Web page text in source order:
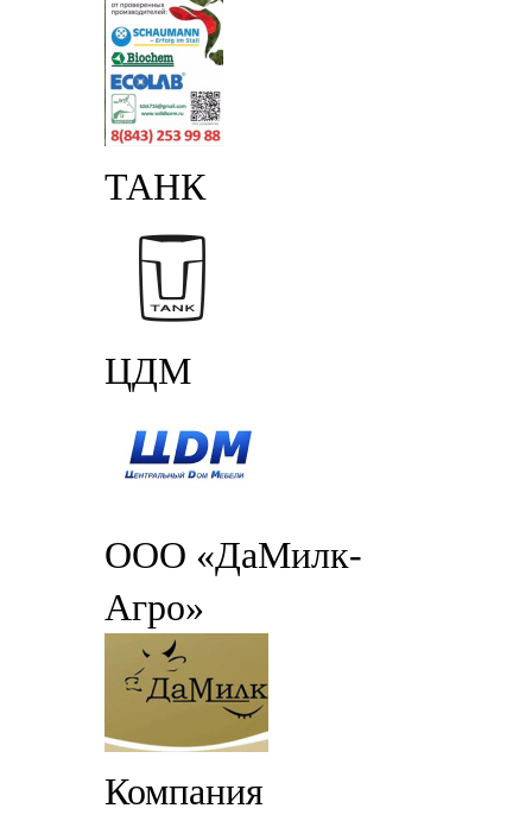
ТАНК
ЦДМ
ООО «ДаМилк-
Агро»
Компания